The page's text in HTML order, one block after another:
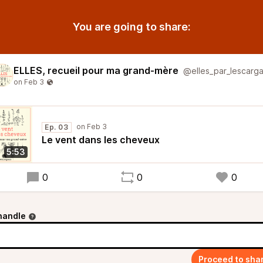
You are going to share:
ELLES, recueil pour ma grand-mère
5:53
Ep. 03
Le vent dans les cheveux
0 0 0
Proceed to